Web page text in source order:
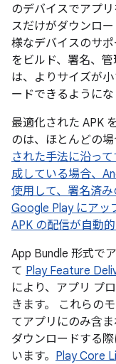
のデバイスでアプ
スだけがダウンロ
様なデバイスのサ
をビルド、署名、
は、よりサイズが
ードできるようにな
最適化された APK
のは、ほとんどの
された手法に沿っ
成している場合、
使用して、署名済み
Google Play にアッ
APK の配信が自動
App Bundle 形式で
て Play Feature
により、アプリ プ
きます。 これらの
てアプリにのみ含
ダウンロードする
います。 Play Core